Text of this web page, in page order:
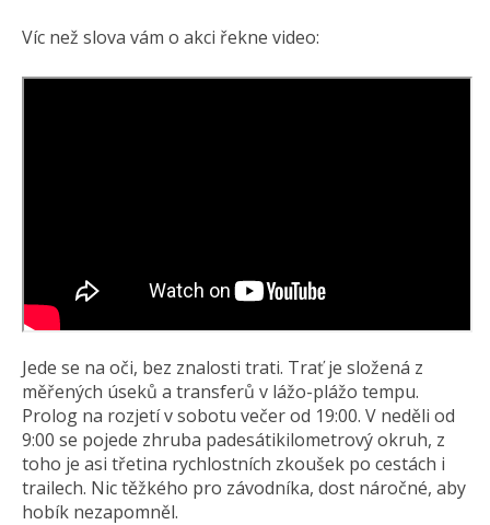
Víc než slova vám o akci řekne video:
Jede se na oči, bez znalosti trati. Trať je složená z
měřených úseků a transferů v lážo-plážo tempu.
Prolog na rozjetí v sobotu večer od 19:00. V neděli od
9:00 se pojede zhruba padesátikilometrový okruh, z
toho je asi třetina rychlostních zkoušek po cestách i
trailech. Nic těžkého pro závodníka, dost náročné, aby
hobík nezapomněl.